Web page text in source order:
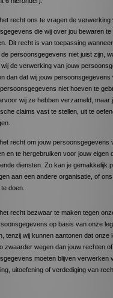
recht ons te vragen de verwerking
die wij over jou bewaren
Dit recht is van toepassing
de persoonsgegevens niet juist zijn,
wij de verwerking van jouw
dan dat wij jouw
niet hoeven te
wij ze hebben verzameld, maar
claims vast te stellen, uit te
recht om jouw persoonsgegevens
en te hergebruiken voor jouw eigen
diensten. Zo kan je gemakkelijk
aan een andere organisatie, of
doen.
recht bezwaar te maken tegen
op basis van onze
tenzij wij kunnen aantonen dat onze
zwaarder wegen dan jouw rechten
moeten blijven verwerken
uitoefening of verdediging van